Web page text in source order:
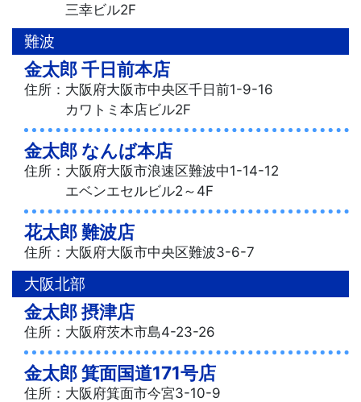
三幸ビル2F
難波
金太郎 千日前本店
住所：大阪府大阪市中央区千日前1-9-16
カワトミ本店ビル2F
金太郎 なんば本店
住所：大阪府大阪市浪速区難波中1-14-12
エベンエセルビル2～4F
花太郎 難波店
住所：大阪府大阪市中央区難波3-6-7
大阪北部
金太郎 摂津店
住所：大阪府茨木市島4-23-26
金太郎 箕面国道171号店
住所：大阪府箕面市今宮3-10-9